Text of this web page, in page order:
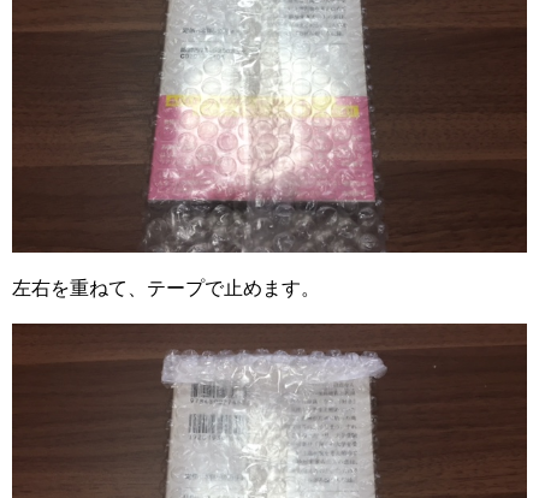
左右を重ねて、テープで止めます。